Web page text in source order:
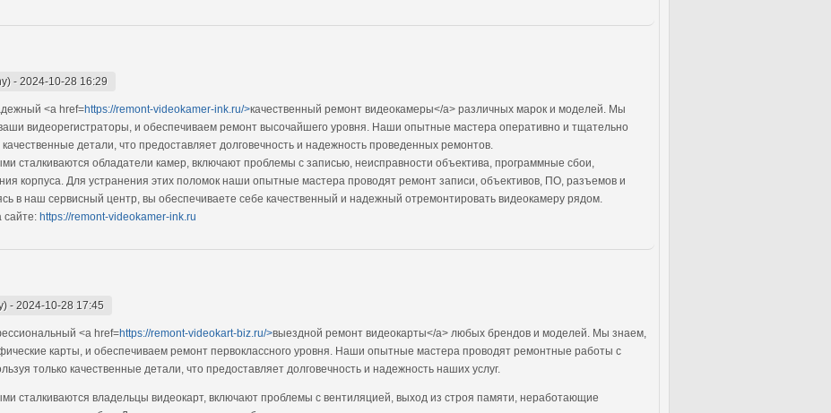
- 2024-10-28 16:29
<a href=https://remont-videokamer-ink.ru/>качественный ремонт видеокамеры</a> различных марок и моделей. Мы
видеорегистраторы, и обеспечиваем ремонт высочайшего уровня. Наши опытные мастера оперативно и тщательно
детали, что предоставляет долговечность и надежность проведенных ремонтов.
сталкиваются обладатели камер, включают проблемы с записью, неисправности объектива, программные сбои,
корпуса. Для устранения этих поломок наши опытные мастера проводят ремонт записи, объективов, ПО, разъемов и
в наш сервисный центр, вы обеспечиваете себе качественный и надежный отремонтировать видеокамеру рядом.
сайте: https://remont-videokamer-ink.ru
- 2024-10-28 17:45
<a href=https://remont-videokart-biz.ru/>выездной ремонт видеокарты</a> любых брендов и моделей. Мы знаем,
карты, и обеспечиваем ремонт первоклассного уровня. Наши опытные мастера проводят ремонтные работы с
только качественные детали, что предоставляет долговечность и надежность наших услуг.
сталкиваются владельцы видеокарт, включают проблемы с вентиляцией, выход из строя памяти, неработающие